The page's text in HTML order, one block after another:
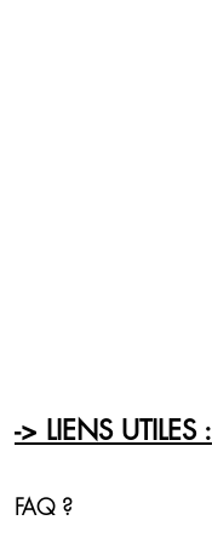
-> LIENS UTILES :
FAQ ?